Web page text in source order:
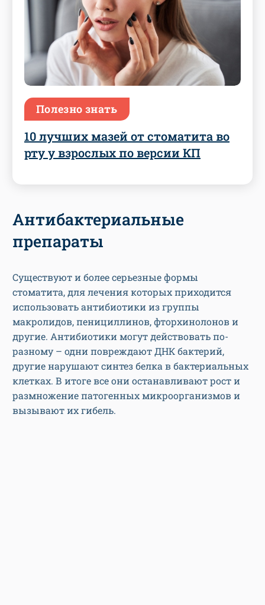
Полезно знать
10 лучших мазей от стоматита во
рту у взрослых по версии КП
Антибактериальные
препараты
Существуют и более серьезные формы
стоматита, для лечения которых приходится
использовать антибиотики из группы
макролидов, пенициллинов, фторхинолонов и
другие. Антибиотики могут действовать по-
разному – одни повреждают ДНК бактерий,
другие нарушают синтез белка в бактериальных
клетках. В итоге все они останавливают рост и
размножение патогенных микроорганизмов и
вызывают их гибель.